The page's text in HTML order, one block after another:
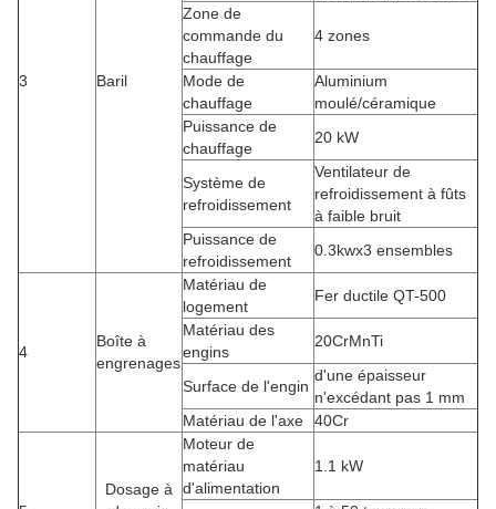
3 Baril
Zone de
commande du
chauffage
4 zones
Mode de
chauffage
Aluminium
moulé/céramique
Puissance de
chauffage
20 kW
Système de
refroidissement
Ventilateur de
refroidissement à fûts
à faible bruit
Puissance de
refroidissement
0.3kwx3 ensembles
4
Boîte à
engrenages
Matériau de
logement
Fer ductile QT-500
Matériau des
engins
20CrMnTi
Surface de l'engin
d'une épaisseur
n'excédant pas 1 mm
Matériau de l'axe
40Cr
Dosage à
Moteur de
matériau
d'alimentation
1.1 kW